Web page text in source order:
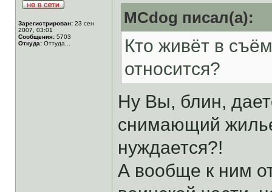
Зарегистрирован: 23 сен
2007, 03:01
Сообщения: 5703
Откуда: Оттуда...
MCdog писал(а):
Кто живёт в
относится?
Ну Вы, блин,
снимающий
нуждается?!
А вообще к ним